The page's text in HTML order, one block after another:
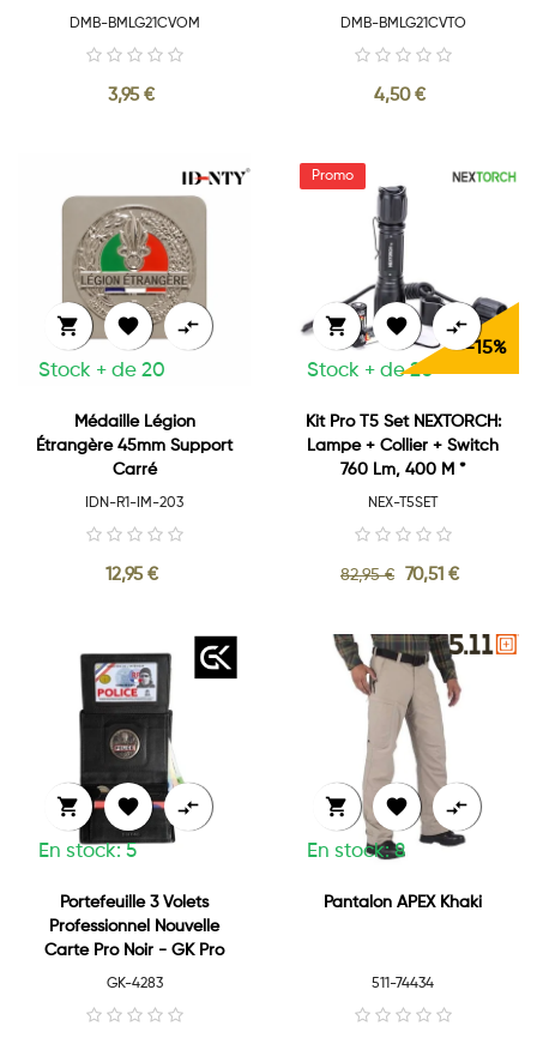
DMB-BMLG21CVOM
3,95 €
DMB-BMLG21CVTO
4,50 €
Stock + de 20
  
Médaille Légion
Étrangère 45mm Support
Carré
IDN-R1-IM-203
12,95 €
Stock + de 20
  
-15%
Kit Pro T5 Set NEXTORCH:
Lampe + Collier + Switch
760 Lm, 400 M *
NEX-T5SET
82,95 € 70,51 €
En stock: 5
  
Portefeuille 3 Volets
Professionnel Nouvelle
Carte Pro Noir - GK Pro
GK-4283
En stock: 8
  
Pantalon APEX Khaki
511-74434